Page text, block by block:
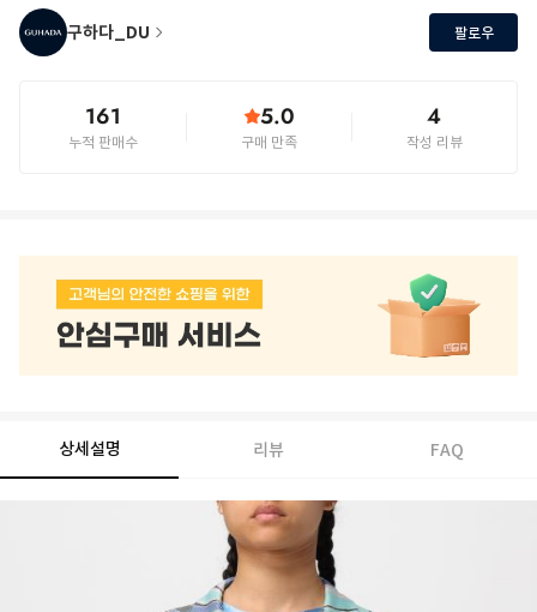
구하다_DU 팔로우
161
누적 판매수
5.0
구매 만족
4
작성 리뷰
상세설명 리뷰 FAQ